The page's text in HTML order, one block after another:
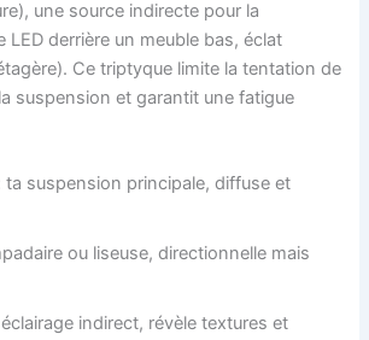
une source indirecte pour la
LED derrière un meuble bas, éclat
Ce triptyque limite la tentation de
suspension et garantit une fatigue
ta suspension principale, diffuse et
ou liseuse, directionnelle mais
indirect, révèle textures et